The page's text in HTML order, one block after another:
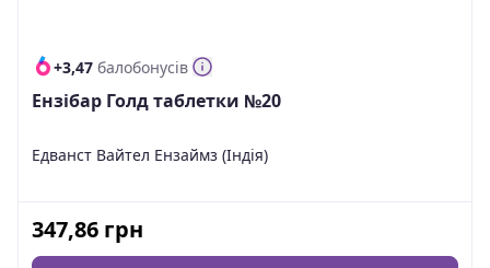
+3,47 балобонусів
Ензібар Голд таблетки №20
Едванст Вайтел Ензаймз (Індія)
347,86 грн